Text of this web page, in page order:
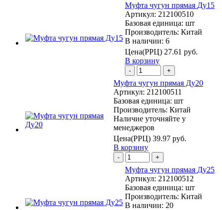
Муфта чугун прямая Ду15
Артикул: 212100510
Базовая единица: шт
Производитель: Китай
В наличии: 6
Цена(РРЦ) 27.61 руб.
В корзину
- +
Муфта чугун прямая Ду20
Артикул: 212100511
Базовая единица: шт
Производитель: Китай
Наличие уточняйте у
менеджеров
Цена(РРЦ) 39.97 руб.
В корзину
- +
Муфта чугун прямая Ду25
Артикул: 212100512
Базовая единица: шт
Производитель: Китай
В наличии: 20